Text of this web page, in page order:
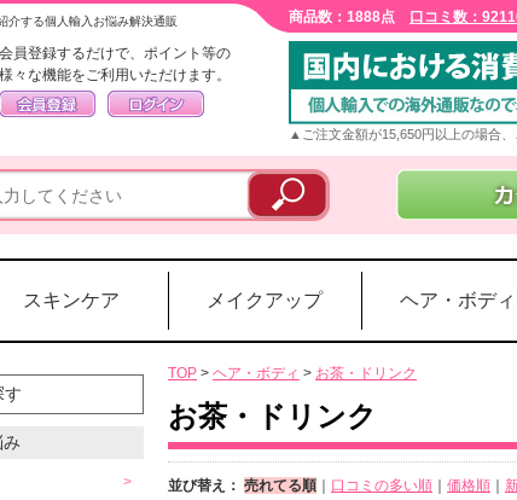
介する個人輸入お悩み解決通販 商品数：1888点 口コミ数：
会員登録するだけで、ポイント等の
様々な機能をご利用いただけます。
▲ご注文金額が15,650円以上の場合
スキンケア メイクアップ ヘア・ボディ
す
TOP > ヘア・ボディ > お茶・ドリンク
お茶・ドリンク
並び替え： 売れてる順 口コミの多い順 価格順